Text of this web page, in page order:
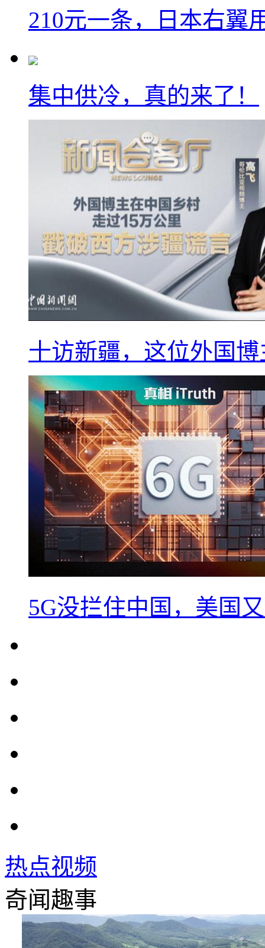
210元一条，日本右翼
集中供冷，真的来了！
十访新疆，这位外国
5G没拦住中国，美国
热点视频
奇闻趣事